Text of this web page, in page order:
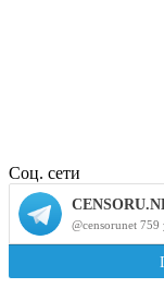
Соц. сети